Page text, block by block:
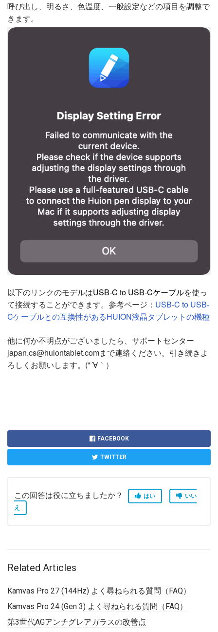
呼び出し、明るさ、色温度、一般設定などの項目を調整で
きます。
以下のリンクのモデルはUSB-C to USB-Cケーブルを使っ
て接続することができます。参考ページ： USB-C to USB-
Cケーブルとの互換性があるHUION液晶タブレットの機種
他に何か不明点がございましたら、サポートセンター
japan.cs@huiontablet.comまで連絡ください。引き続きよ
ろしくお願いします。(*´∀｀）
FACEBOOK
TWITTER
この回答は役に立ちましたか？ はい
いい
え
Related Articles
Kamvas Pro 27 (144Hz) よく尋ねられる質問（FAQ）
Kamvas Pro 24 (Gen 3) よく尋ねられる質問（FAQ）
第3世代AGアンチグレアガラスの改善点